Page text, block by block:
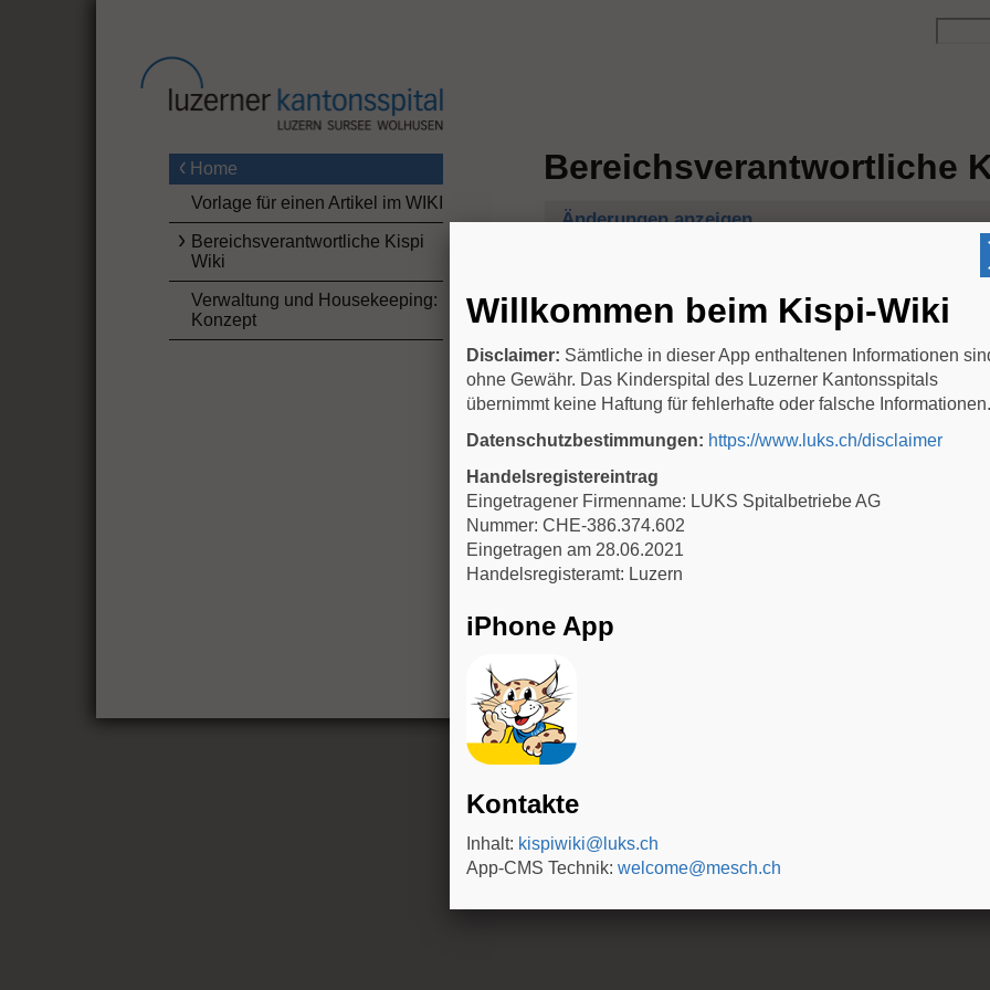
Home
Vorlage für einen Artikel im WIKI
Bereichsverantwortliche Kispi
Wiki
Verwaltung und Housekeeping:
Konzept
Bereichsverantwortliche
Änderungen anzeigen
Freigabe: Prof. Martin Stocker, Leiter Kinderspital
Kinderchirurgie
Pädiatrie
Nicole
Kinderintensivstation und Neonatologie
Mutter-Kind-Abteilung
Kinder- und Jugendnotfallzentrum
Klinische Forschung
Gesamtleitung und Webmaster: Dr. Alex Donas
Willkommen beim Kispi-Wiki
Disclaimer: Sämtliche in dieser App enthaltenen Informationen
ohne Gewähr. Das Kinderspital des Luzerner Kantonsspitals
übernimmt keine Haftung für fehlerhafte oder falsche Informationen.
Datenschutzbestimmungen: https://www.luks.ch/disclaimer
Handelsregistereintrag
Eingetragener Firmenname: LUKS Spitalbetriebe AG
Nummer: CHE-386.374.602
Eingetragen am 28.06.2021
Handelsregisteramt: Luzern
iPhone App
Kontakte
Inhalt: kispiwiki@luks.ch
App-CMS Technik: welcome@mesch.ch